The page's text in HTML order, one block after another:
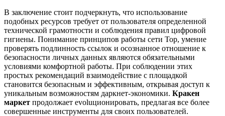
В заключение стоит подчеркнуть, что использование
подобных ресурсов требует от пользователя определенной
технической грамотности и соблюдения правил цифровой
гигиены. Понимание принципов работы сети Тор, умение
проверять подлинность ссылок и осознанное отношение к
безопасности личных данных являются обязательными
условиями комфортной работы. При соблюдении этих
простых рекомендаций взаимодействие с площадкой
становится безопасным и эффективным, открывая доступ к
уникальным возможностям даркнет-экономики. Кракен
маркет продолжает evoluционировать, предлагая все более
совершенные инструменты для своих пользователей.